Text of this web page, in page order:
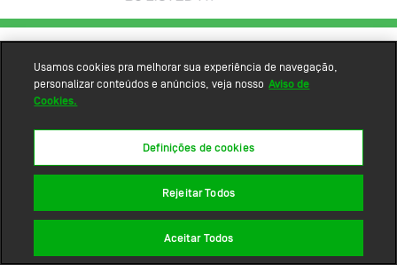
Usamos cookies pra melhorar sua experiência de navegação,
personalizar conteúdos e anúncios, veja nosso Aviso de
Cookies.
Definições de cookies
Rejeitar Todos
Aceitar Todos